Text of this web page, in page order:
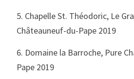
5. Chapelle St. Théodoric, Le
Châteauneuf-du-Pape 2019
6. Domaine la Barroche, Pure
Pape 2019